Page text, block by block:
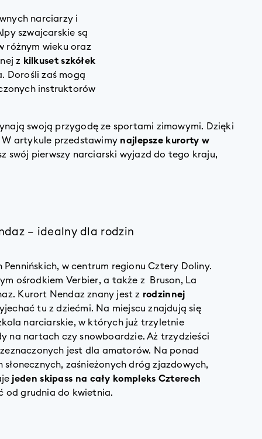
narciarzy i
szwajcarskie są
różnym wieku oraz
z kilkuset szkółek
Dorośli zaś mogą
instruktorów
swoją przygodę ze sportami zimowymi. Dzięki
artykule przedstawimy najlepsze kurorty w
swój pierwszy narciarski wyjazd do tego kraju,
– idealny dla rodzin
Pennińskich, w centrum regionu Cztery Doliny.
ośrodkiem Verbier, a także z Bruson, La
. Kurort Nendaz znany jest z rodzinnej
tu z dziećmi. Na miejscu znajdują się
narciarskie, w których już trzyletnie
na nartach czy snowboardzie. Aż trzydzieści
jest dla amatorów. Na ponad
zaśnieżonych dróg zjazdowych,
jeden skipass na cały kompleks Czterech
od grudnia do kwietnia.